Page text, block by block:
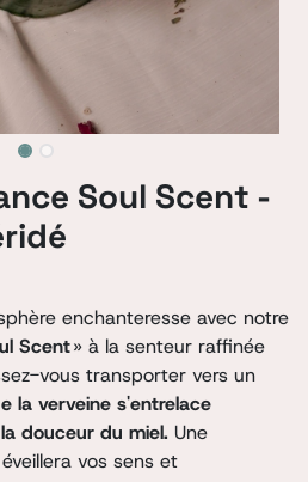
Soul Scent -
enchanteresse avec notre
Scent» à la senteur raffinée
vous transporter vers un
la verveine s'entrelace
douceur du miel. Une
vos sens et